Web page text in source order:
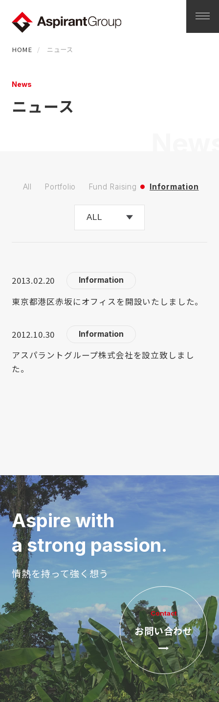
HOME ニュース
News
ニュース
All Portfolio Fund Raising Information
2013.02.20 Information
東京都港区赤坂にオフィスを開設いたしました。
2012.10.30 Information
アスパラントグループ株式会社を設立致しまし
た。
Aspire with
a strong passion.
情熱を持って強く想う
Contact
お問い合わせ